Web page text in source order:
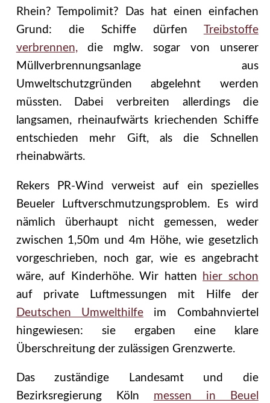
Rhein? Tempolimit? Das hat einen einfachen
Grund: die Schiffe dürfen Treibstoffe
verbrennen,die mglw. sogar von unserer
Müllverbrennungsanlage aus
Umweltschutzgründen abgelehnt werden
müssten. Dabei verbreiten allerdings die
langsamen, rheinaufwärts kriechenden Schiffe
entschieden mehr Gift, als die Schnellen
rheinabwärts.
Rekers PR-Wind verweist auf ein spezielles
Beueler Luftverschmutzungsproblem. Es wird
nämlich überhaupt nicht gemessen, weder
zwischen 1,50m und 4m Höhe, wie gesetzlich
vorgeschrieben, noch gar, wie es angebracht
wäre, auf Kinderhöhe. Wir hatten
hier schon
auf private Luftmessungen mit Hilfe der
Deutschen Umwelthilfe im Combahnviertel
hingewiesen: sie ergaben eine klare
Überschreitung der zulässigen Grenzwerte.
Das zuständige Landesamt und die
Bezirksregierung Köln messen in Beuel